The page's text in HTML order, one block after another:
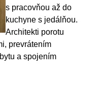
s pracovňou až do
kuchyne s jedálňou.
Architekti porotu
prevrátením
a spojením